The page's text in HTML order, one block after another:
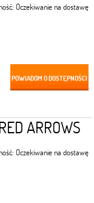
Oczekiwanie na dostawę
POWIADOM O DOSTĘPNOŚCI
ARROWS
Oczekiwanie na dostawę